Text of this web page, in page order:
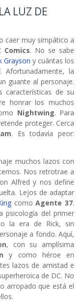
LUZ DE
caer muy simpático a
Comics. No se sabe
Grayson y cuántas los
la
guante al personaje.
características de su
honrar los muchos
Nightwing. Para
proteger. Cerca
. Es todavía peor:
muchos lazos con
Nos retrotrae a
Alfred y nos define
Lejos de adaptar
comoAgente 37.
psicología del primer
la era de Rick, sin
a fondo. Aquí,
, con su amplísima
y como héroe en
lazos de amistad e
de DC. No
arropado que está el